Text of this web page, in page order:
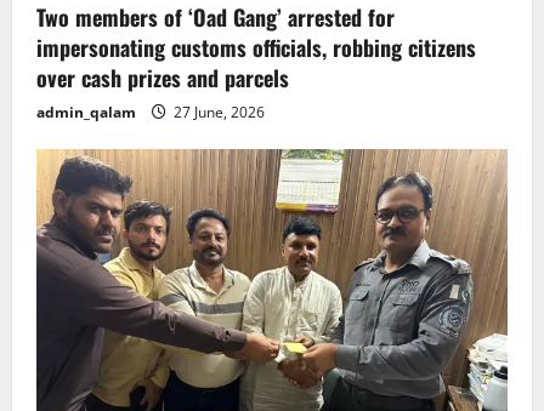
Two members of ‘Oad Gang’ arrested for
impersonating customs officials, robbing citizens
over cash prizes and parcels
admin_qalam 27 June, 2026